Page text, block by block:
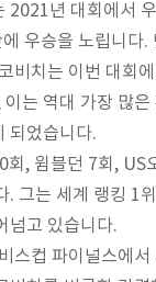
2021년 대회에서
우승을 노립니다
비치는 이번 대회
는 역대 가장 많
되었습니다.
, 윔블던 7회,
. 그는 세계 랭킹 1
넘고 있습니다.
스컵 파이널스에